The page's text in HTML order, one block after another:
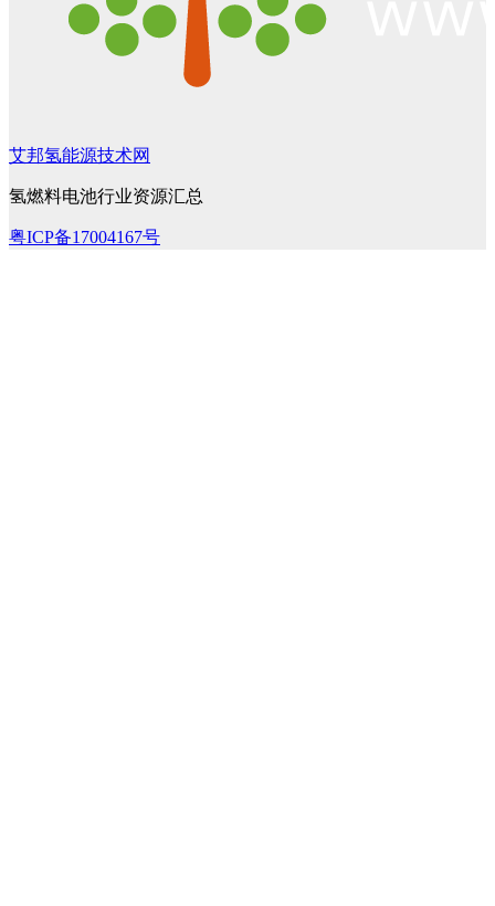
艾邦氢能源技术网
氢燃料电池行业资源汇总
粤ICP备17004167号